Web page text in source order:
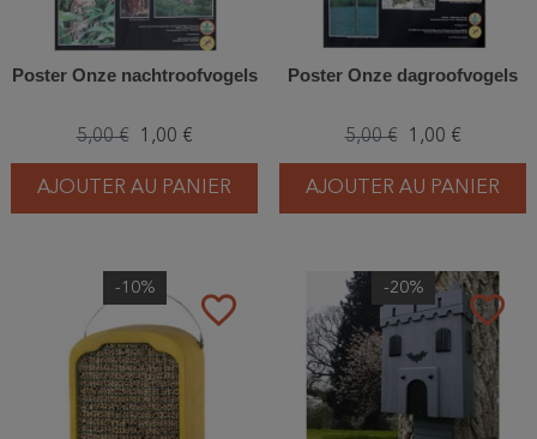
Poster Onze nachtroofvogels
5,00 € 1,00 €
AJOUTER AU PANIER
Poster Onze dagroofvogels
5,00 € 1,00 €
AJOUTER AU PANIER
favorite_border
-10%
favorite_border
-20%